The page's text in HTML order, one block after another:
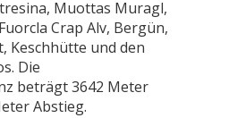
Muottas Muragl,
Crap Alv, Bergün,
Keschhütte und den
Die
beträgt 3642 Meter
Abstieg.